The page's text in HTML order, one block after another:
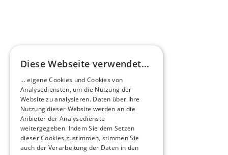
HEERO
Mehr erfahren
View All
Diese Webseite verwendet...
... eigene Cookies und Cookies von
Analysediensten, um die Nutzung der
Website zu analysieren. Daten über Ihre
Nutzung dieser Website werden an die
Anbieter der Analysedienste
weitergegeben. Indem Sie dem Setzen
dieser Cookies zustimmen, stimmen Sie
auch der Verarbeitung der Daten in den